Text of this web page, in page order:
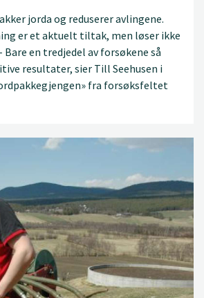
jorda og reduserer avlingene.
er et aktuelt tiltak, men løser ikke
en tredjedel av forsøkene så
resultater, sier Till Seehusen i
fra forsøksfeltet